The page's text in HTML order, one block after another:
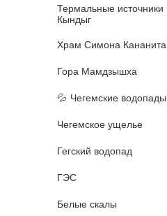
Термальные источники
Кындыг
Храм Симона Кананита
Гора Мамдзышха
Чегемские водопады
Чегемское ущелье
Гегский водопад
ГЭС
Белые скалы